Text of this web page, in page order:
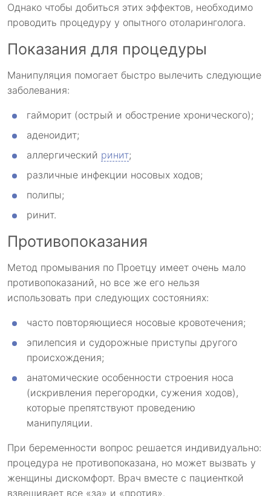
Однако чтобы добиться этих эффектов, необходимо
проводить процедуру у опытного отоларинголога.
Показания для процедуры
Манипуляция помогает быстро вылечить следующие
заболевания:
гайморит (острый и обострение хронического);
аденоидит;
аллергический ринит;
различные инфекции носовых ходов;
полипы;
ринит.
Противопоказания
Метод промывания по Проетцу имеет очень мало
противопоказаний, но все же его нельзя
использовать при следующих состояниях:
часто повторяющиеся носовые кровотечения;
эпилепсия и судорожные приступы другого
происхождения;
анатомические особенности строения носа
(искривления перегородки, сужения ходов),
которые препятствуют проведению
манипуляции.
При беременности вопрос решается индивидуально:
процедура не противопоказана, но может вызвать у
женщины дискомфорт. Врач вместе с пациенткой
взвешивает все «за» и «против».